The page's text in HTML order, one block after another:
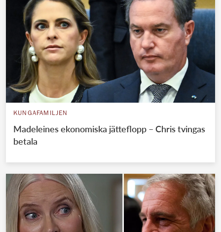
KUNGAFAMILJEN
Madeleines ekonomiska jätteflopp – Chris tvingas
betala